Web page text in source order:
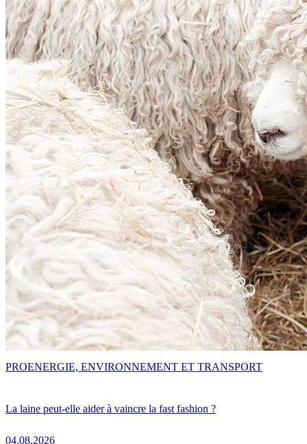
La laine peut-elle aider à vaincre la fast fashion ?
04.08.2026
PROENERGIE, ENVIRONNEMENT ET TRANSPORT